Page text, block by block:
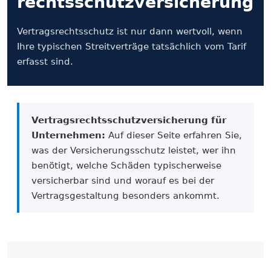
Vertrags­rechtsschutz ist nur dann wertvoll, wenn
Ihre typischen Streitverträge tatsächlich vom Tarif
erfasst sind.
Vertrags­rechtsschutzversicherung für
Unternehmen: Auf dieser Seite erfahren Sie,
was der Versicherungs­schutz leistet, wer ihn
benötigt, welche Schäden typischerweise
versicherbar sind und worauf es bei der
Vertrags­gestaltung besonders ankommt.